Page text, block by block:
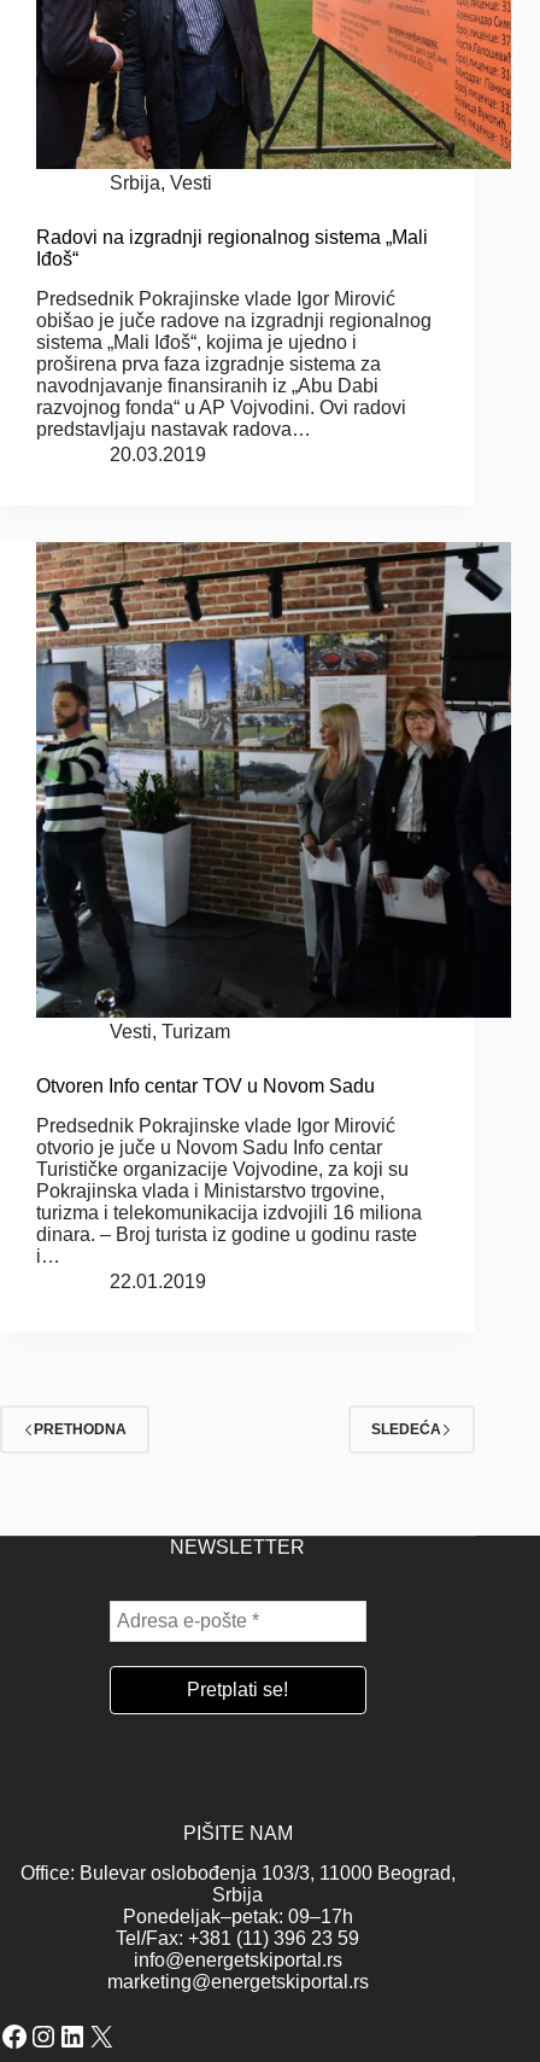
Srbija, Vesti
Radovi na izgradnji regionalnog sistema „Mali
Iđoš“
Predsednik Pokrajinske vlade Igor Mirović
obišao je juče radove na izgradnji regionalnog
sistema „Mali Iđoš“, kojima je ujedno i
proširena prva faza izgradnje sistema za
navodnjavanje finansiranih iz „Abu Dabi
razvojnog fonda“ u AP Vojvodini. Ovi radovi
predstavljaju nastavak radova…
20.03.2019
Vesti, Turizam
Otvoren Info centar TOV u Novom Sadu
Predsednik Pokrajinske vlade Igor Mirović
otvorio je juče u Novom Sadu Info centar
Turističke organizacije Vojvodine, za koji su
Pokrajinska vlada i Ministarstvo trgovine,
turizma i telekomunikacija izdvojili 16 miliona
dinara. – Broj turista iz godine u godinu raste
i…
22.01.2019
PRETHODNA SLEDEĆA
NEWSLETTER
PIŠITE NAM
Office: Bulevar oslobođenja 103/3, 11000 Beograd,
Srbija
Ponedeljak–petak: 09–17h
Tel/Fax: +381 (11) 396 23 59
info@energetskiportal.rs
marketing@energetskiportal.rs
Facebook
Instagram
LinkedIn
X